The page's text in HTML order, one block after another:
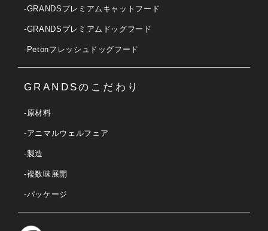
-GRANDSプレミアムキャットフード
-GRANDSプレミアムドッグフード
-Petonフレッシュドッグフード
GRANDSのこだわり
-原材料
-アニマルウェルフェア
-製造
-複数味展開
-パッケージ